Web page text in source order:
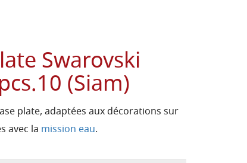
Swarovski
(Siam)
plate, adaptées aux décorations sur
avec la mission eau.